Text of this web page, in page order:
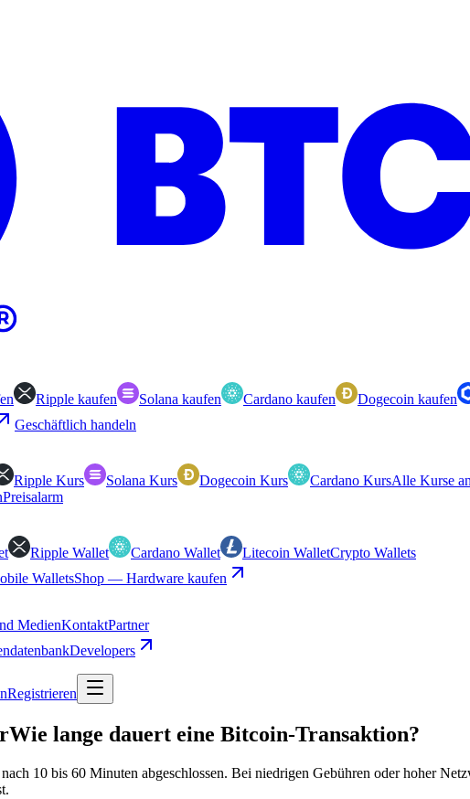
Ripple kaufen Solana kaufen Cardano kaufen Dogecoin kaufen
Geschäftlich handeln
Ripple Kurs Solana Kurs Dogecoin Kurs Cardano KursAlle Kurse
Preisalarm
Ripple Wallet Cardano Wallet Litecoin WalletCrypto Wallets
WalletsShop — Hardware kaufen
MedienKontaktPartner
Developers
Registrieren
Wie lange dauert eine Bitcoin-Transaktion?
10 bis 60 Minuten abgeschlossen. Bei niedrigen Gebühren oder hoher